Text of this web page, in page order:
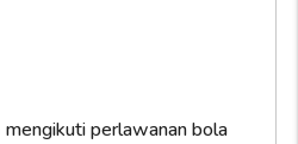
perlawanan bola